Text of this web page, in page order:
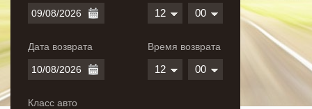
Дата возврата
12 00
Время возврата
12 00
Класс авто